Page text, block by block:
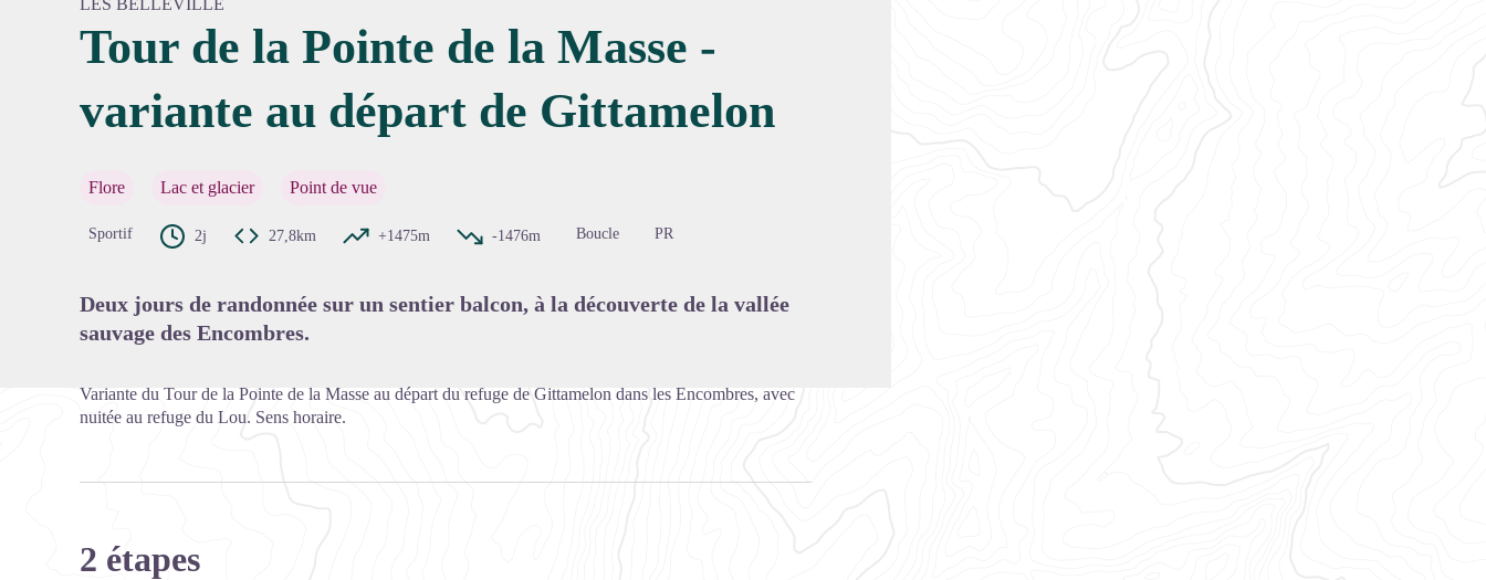
Voir l'image en plein écran
LES BELLEVILLE
Tour de la Pointe de la Masse -
variante au départ de Gittamelon
Flore Lac et glacier Point de vue
Sportif 2j 27,8km +1475m -1476m Boucle PR
Deux jours de randonnée sur un sentier balcon, à la découverte de la vallée
sauvage des Encombres.
Variante du Tour de la Pointe de la Masse au départ du refuge de Gittamelon dans les Encombres, avec
nuitée au refuge du Lou. Sens horaire.
2 étapes